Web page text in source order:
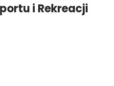
i Rekreacji